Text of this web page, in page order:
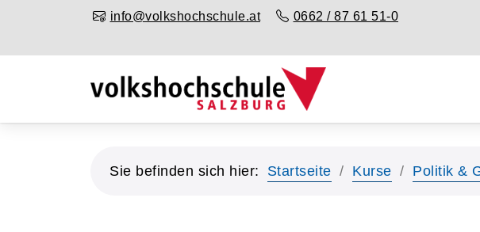
info@volkshochschule.at 0662 / 87 61 51-0
Sie befinden sich hier: Startseite Kurse Politik &